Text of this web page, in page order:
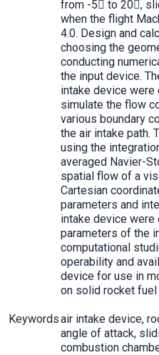
from -5 to 20,
when the flight
4.0. Design and
choosing the
conducting
the input device.
intake device
simulate the flow
various boundary
the air intake path.
using the
averaged Navier-
spatial flow of a
Cartesian
parameters and
intake device were
parameters of the
computational
operability and
device for use in
on solid rocket
Keywordsair intake device,
angle of attack,
combustion